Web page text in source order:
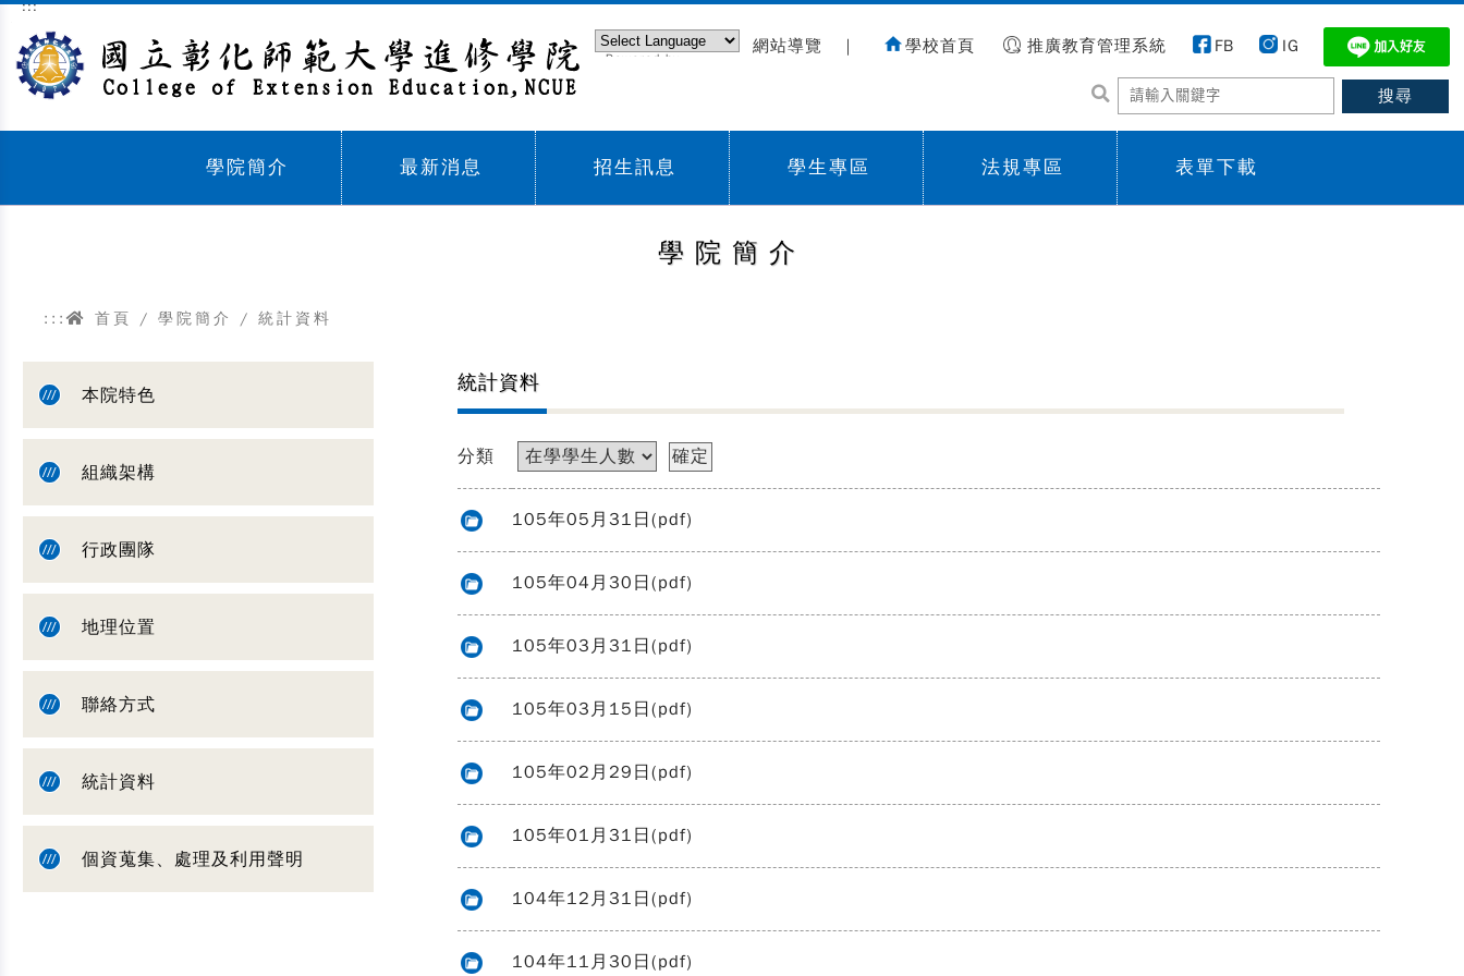
跳到主要內容區塊
:::
Powered by
網站導覽 ｜ 學校首頁 推廣教育管理系統 FB IG
學院簡介 最新消息 招生訊息 學生專區 法規專區 表單下載
學院簡介
::: 首頁 / 學院簡介 / 統計資料
本院特色
組織架構
行政團隊
地理位置
聯絡方式
統計資料
個資蒐集、處理及利用聲明
統計資料
分類
105年05月31日(pdf)
105年04月30日(pdf)
105年03月31日(pdf)
105年03月15日(pdf)
105年02月29日(pdf)
105年01月31日(pdf)
104年12月31日(pdf)
104年11月30日(pdf)